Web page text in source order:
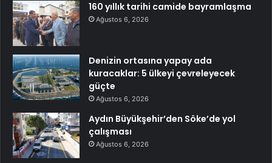
160 yıllık tarihi camide bayramlaşma
Ağustos 6, 2026
Denizin ortasına yapay ada
kuracaklar: 5 ülkeyi çevreleyecek
güçte
Ağustos 6, 2026
Aydın Büyükşehir’den Söke’de yol
çalışması
Ağustos 6, 2026